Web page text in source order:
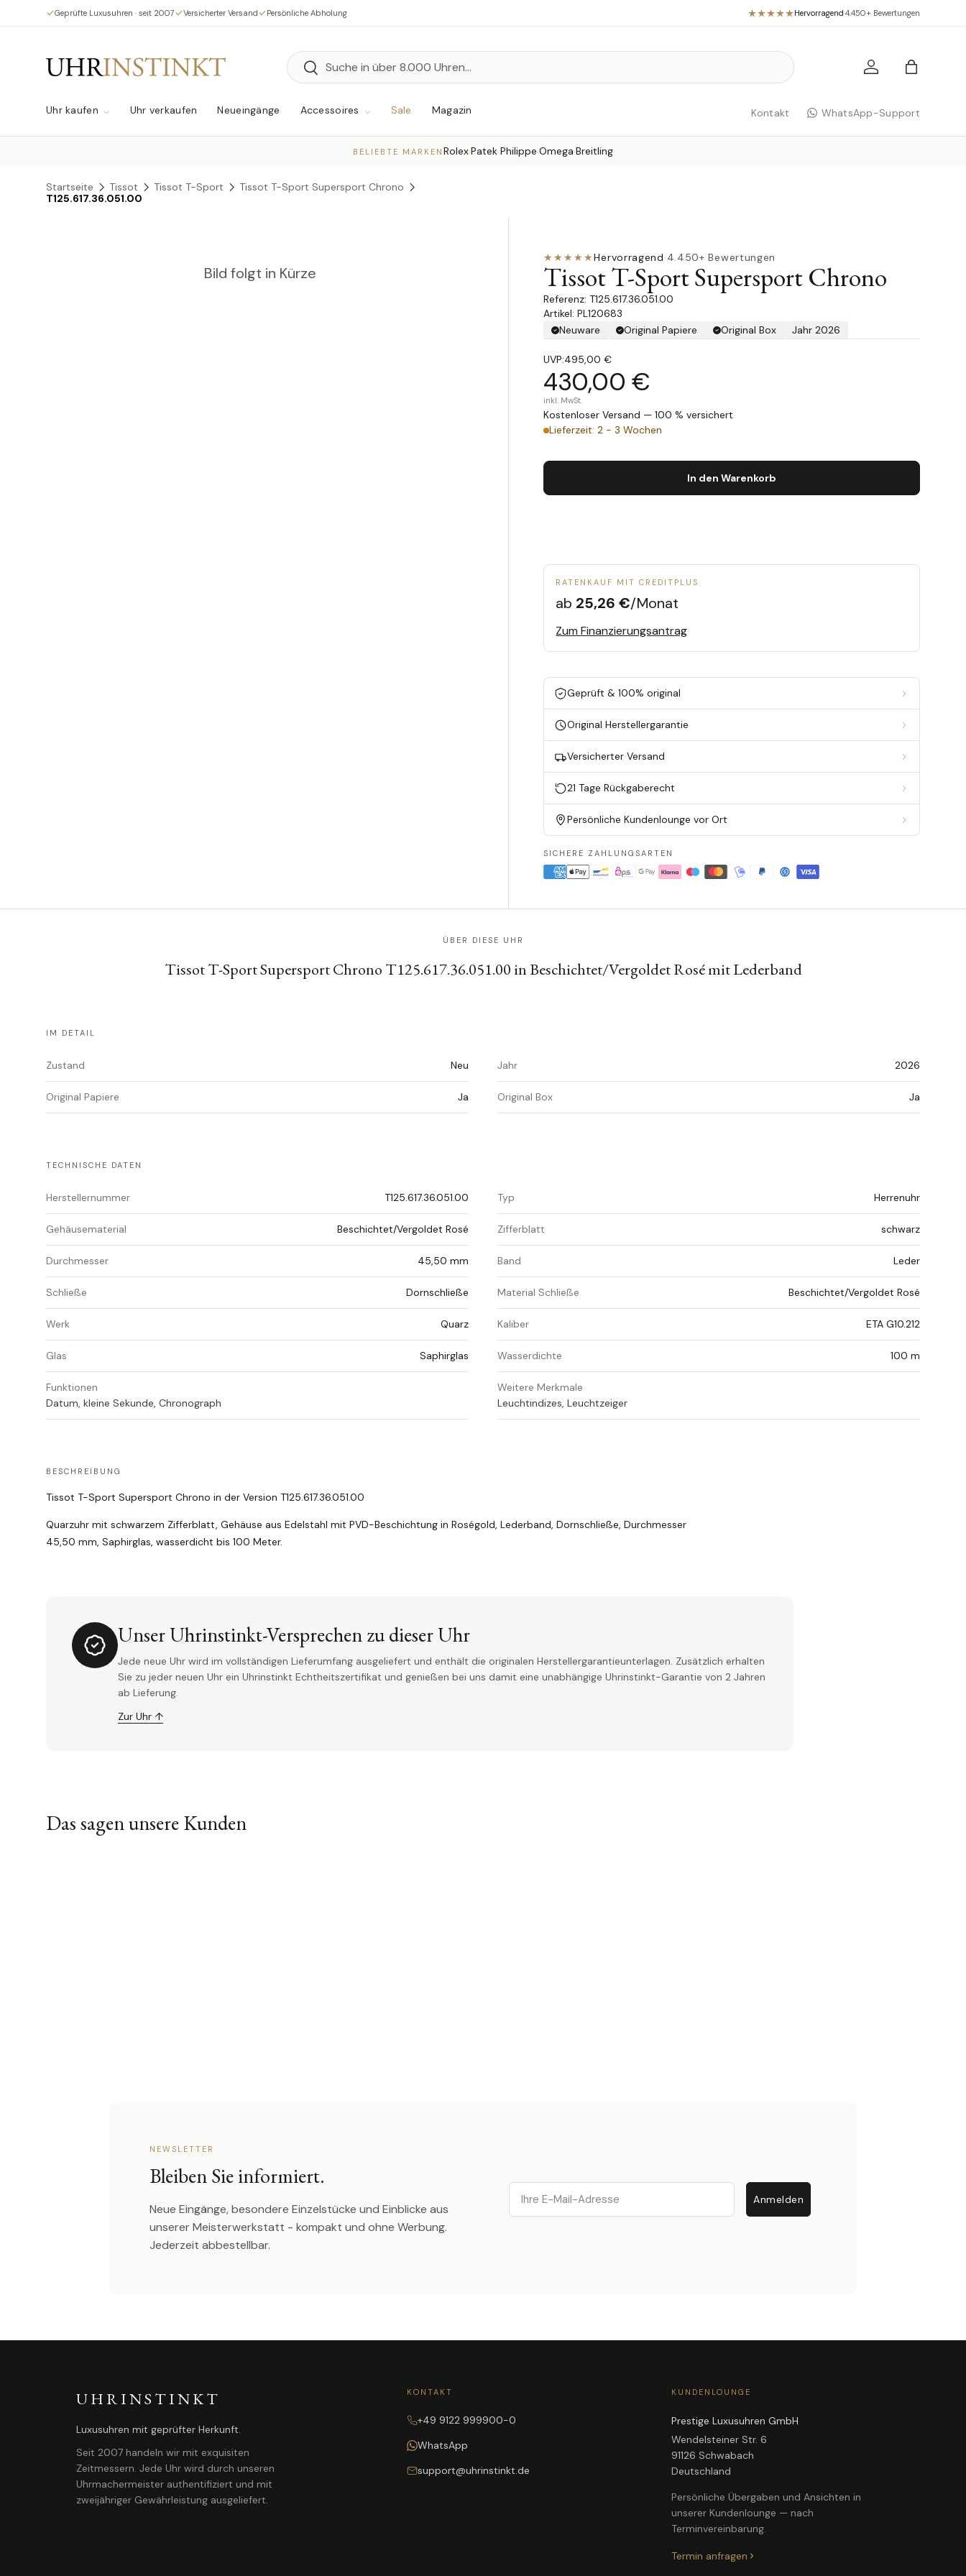
Direkt zum Inhalt
Geprüfte Luxusuhren · seit 2007 Versicherter Versand Persönliche Abholung Hervorragend·4.450+ Bewertungen
Suchen
Suchen Einloggen
Uhr kaufen Uhr verkaufen Neueingänge Accessoires Sale Magazin Kontakt WhatsApp-Support
BELIEBTE MARKEN Rolex·Patek Philippe·Omega·Breitling
Startseite Tissot Tissot T-Sport
Tissot T-Sport Supersport Chrono
T125.617.36.051.00
Bild folgt in Kürze
★★★★★Hervorragend·4.450+ Bewertungen
Tissot T-Sport Supersport Chrono
T125.617.36.051.00
Artikel: PL120683
Neuware
Original Papiere Original Box Jahr 2026
UVP:495,00 €
430,00 €
inkl. MwSt.
Kostenloser Versand — 100 % versichert
Lieferzeit: 2 - 3 Wochen
In den Warenkorb
RATENKAUF MIT CREDITPLUS
ab 25,26 €/Monat
Zum Finanzierungsantrag
Geprüft & 100% original
Original Herstellergarantie
Versicherter Versand
21 Tage Rückgaberecht
Persönliche Kundenlounge vor Ort
SICHERE ZAHLUNGSARTEN
ÜBER DIESE UHR
Tissot T-Sport Supersport Chrono T125.617.36.051.00 in Beschichtet/Vergoldet Rosé mit Lederband
IM DETAIL
Zustand Neu Jahr 2026
Original Papiere Ja Original Box Ja
TECHNISCHE DATEN
Herstellernummer T125.617.36.051.00 Typ Herrenuhr
Gehäusematerial Beschichtet/Vergoldet Rosé Zifferblatt schwarz
Durchmesser 45,50 mm Band Leder
Schließe Dornschließe Material Schließe Beschichtet/Vergoldet Rosé
Werk Quarz Kaliber ETA G10.212
Glas Saphirglas Wasserdichte 100 m
Funktionen
Datum, kleine Sekunde, Chronograph
Weitere Merkmale
Leuchtindizes, Leuchtzeiger
BESCHREIBUNG
Tissot T-Sport Supersport Chrono in der Version T125.617.36.051.00
Quarzuhr mit schwarzem Zifferblatt, Gehäuse aus Edelstahl mit PVD-Beschichtung in Roségold, Lederband, Dornschließe, Durchmesser
45,50 mm, Saphirglas, wasserdicht bis 100 Meter.
Unser Uhrinstinkt-Versprechen zu dieser Uhr
Jede neue Uhr wird im vollständigen Lieferumfang ausgeliefert und enthält die originalen Herstellergarantieunterlagen. Zusätzlich erhalten
Sie zu jeder neuen Uhr ein Uhrinstinkt Echtheitszertifikat und genießen bei uns damit eine unabhängige Uhrinstinkt-Garantie von 2 Jahren
ab Lieferung.
Zur Uhr ↑
Das sagen unsere Kunden
NEWSLETTER
Bleiben Sie informiert.
Neue Eingänge, besondere Einzelstücke und Einblicke aus
unserer Meisterwerkstatt - kompakt und ohne Werbung.
Jederzeit abbestellbar.
Email
Anmelden
UHRINSTINKT
Luxusuhren mit geprüfter Herkunft.
Seit 2007 handeln wir mit exquisiten
Zeitmessern. Jede Uhr wird durch unseren
Uhrmachermeister authentifiziert und mit
zweijähriger Gewährleistung ausgeliefert.
KONTAKT
+49 9122 999900-0
WhatsApp
support@uhrinstinkt.de
KUNDENLOUNGE
Prestige Luxusuhren GmbH
Wendelsteiner Str. 6
91126 Schwabach
Deutschland
Persönliche Übergaben und Ansichten in
unserer Kundenlounge — nach
Terminvereinbarung.
Termin anfragen